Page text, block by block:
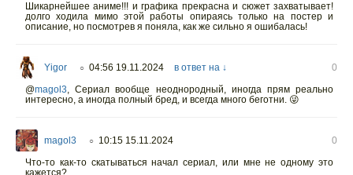
Шикарнейшее аниме!!! и графика прекрасна и сюжет захватывает!
долго ходила мимо этой работы опираясь только на постер и
описание, но посмотрев я поняла, как же сильно я ошибалась!
Yigor ○ 04:56 19.11.2024 в ответ на ↓
0
@magol3, Сериал вообще неоднородный, иногда прям реально
интересно, а иногда полный бред, и всегда много беготни. 😜
magol3 ○ 10:15 15.11.2024
0
Что-то как-то скатываться начал сериал, или мне не одному это
кажется?